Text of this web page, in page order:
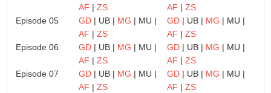
AF | ZS
AF | ZS
Episode 05
GD | UB | MG | MU |
AF | ZS
GD | UB | MG | MU |
AF | ZS
Episode 06
GD | UB | MG | MU |
AF | ZS
GD | UB | MG | MU |
AF | ZS
Episode 07
GD | UB | MG | MU |
AF | ZS
GD | UB | MG | MU |
AF | ZS